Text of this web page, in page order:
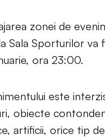
zonei de
Sala Sporturilor
ora 23:00.
este
obiecte
artificii, orice tip